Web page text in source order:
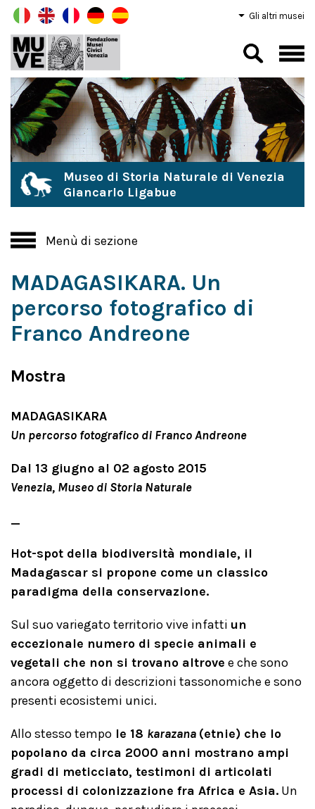
Gli altri musei
Museo di Storia Naturale di Venezia
Giancarlo Ligabue
Menù di sezione
MADAGASIKARA. Un
percorso fotografico di
Franco Andreone
Mostra
MADAGASIKARA
Un percorso fotografico di Franco Andreone
Dal 13 giugno al 02 agosto 2015
Venezia, Museo di Storia Naturale
_
Hot-spot della biodiversità mondiale, il
Madagascar si propone come un classico
paradigma della conservazione.
Sul suo variegato territorio vive infatti un
eccezionale numero di specie animali e
vegetali che non si trovano altrove e che sono
ancora oggetto di descrizioni tassonomiche e sono
presenti ecosistemi unici.
Allo stesso tempo le 18 karazana (etnie) che lo
popolano da circa 2000 anni mostrano ampi
gradi di meticciato, testimoni di articolati
processi di colonizzazione fra Africa e Asia. Un